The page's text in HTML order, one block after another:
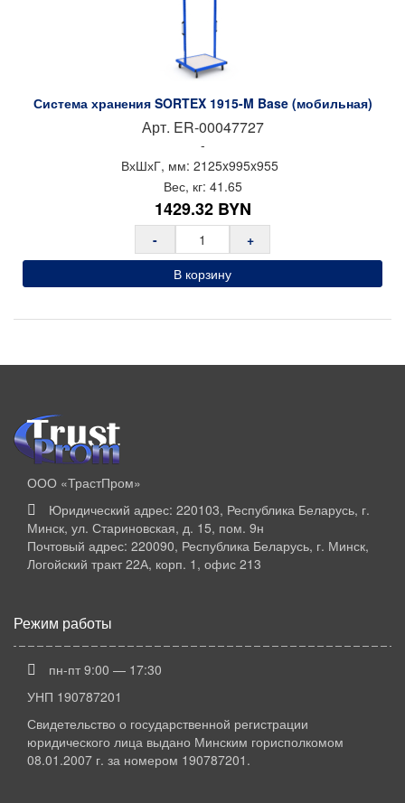
Система хранения SORTEX 1915-M Base (мобильная)
Арт. ER-00047727
-
ВхШхГ, мм: 2125x995x955
Вес, кг: 41.65
1429.32 BYN
-
+
В корзину
ООО «ТрастПром»
Юридический адрес: 220103, Республика Беларусь, г.
Минск, ул. Стариновская, д. 15, пом. 9н
Почтовый адрес: 220090, Республика Беларусь, г. Минск,
Логойский тракт 22А, корп. 1, офис 213
Режим работы
пн-пт 9:00 — 17:30
УНП 190787201
Свидетельство о государственной регистрации
юридического лица выдано Минским горисполкомом
08.01.2007 г. за номером 190787201.